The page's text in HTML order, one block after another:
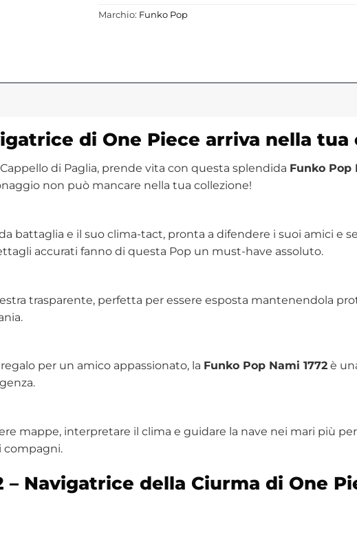
Marchio: Funko Pop
di One Piece arriva nella tua
di Paglia, prende vita con questa splendida Funko Pop
non può mancare nella tua collezione!
battaglia e il suo clima-tact, pronta a difendere i suoi amici e
accurati fanno di questa Pop un must-have assoluto.
trasparente, perfetta per essere esposta mantenendola
per un amico appassionato, la Funko Pop Nami 1772è
mappe, interpretare il clima e guidare la nave nei mari più
compagni.
– Navigatrice della Ciurma di One